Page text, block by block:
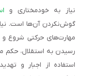
نیاز به خودمختاری و
مهارت‌های حرکتی شروع
رسیدن به استقلال، حکم
استفاده از اجبار و